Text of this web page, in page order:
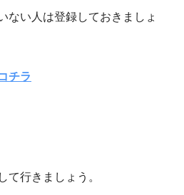
ない人は登録しておきましょ
チラ
て行きましょう。